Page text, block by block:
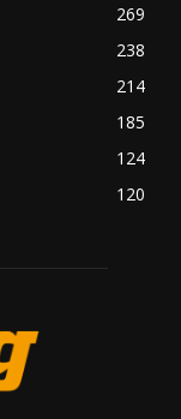
269
238
214
185
124
120